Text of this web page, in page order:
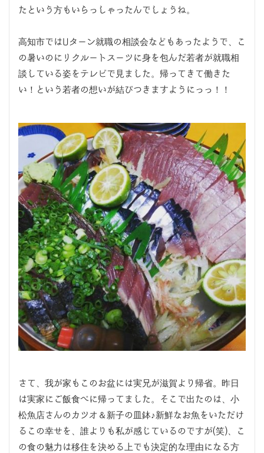
たという方もいらっしゃったんでしょうね。
高知市ではUターン就職の相談会などもあったようで、こ
の暑いのにリクルートスーツに身を包んだ若者が就職相
談している姿をテレビで見ました。帰ってきて働きた
い！という若者の想いが結びつきますようにっっ！！
さて、我が家もこのお盆には実兄が滋賀より帰省。昨日
は実家にご飯食べに帰ってました。そこで出たのは、小
松魚店さんのカツオ＆新子の皿鉢♪新鮮なお魚をいただけ
るこの幸せを、誰よりも私が感じているのですが(笑)、こ
の食の魅力は移住を決める上でも決定的な理由になる方